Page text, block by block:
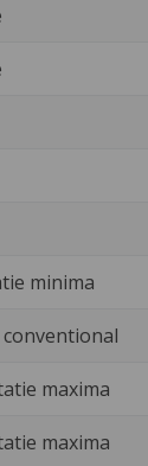
minima
maxima
maxima